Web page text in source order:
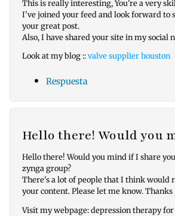
This is really interesting, You're a very
I've joined your feed and look forward to
your great post.
Also, I have shared your site in my social
Look at my blog ::valve supplier houston
Respuesta
Hello there! Would you
Hello there! Would you mind if I share
zynga group?
There's a lot of people that I think would
your content. Please let me know. Thanks
Visit my webpage: depression therapy